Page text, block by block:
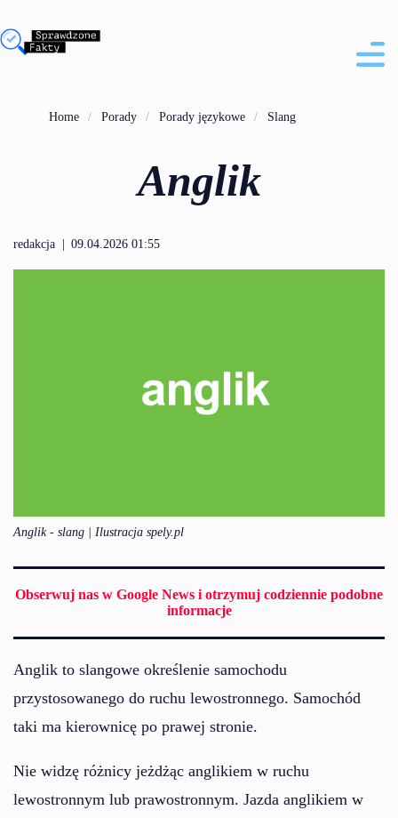
Home Porady Porady językowe Slang
Anglik
redakcja | 09.04.2026 01:55
Anglik - slang | Ilustracja spely.pl
Obserwuj nas w Google News i otrzymuj codziennie podobne
informacje
Anglik to slangowe określenie samochodu
przystosowanego do ruchu lewostronnego. Samochód
taki ma kierownicę po prawej stronie.
Nie widzę różnicy jeżdżąc anglikiem w ruchu
lewostronnym lub prawostronnym. Jazda anglikiem w